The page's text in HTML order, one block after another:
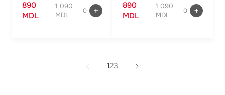
890
MDL
1 090
MDL
0
890
MDL
1 090
MDL
0
123